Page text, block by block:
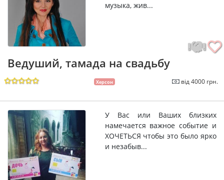
музыка, жив...
Ведуший, тамада на свадьбу
Херсон від 4000 грн.
У Вас или Ваших близких
намечается важное событие и
ХОЧЕТЬСЯ чтобы это было ярко
и незабыв...